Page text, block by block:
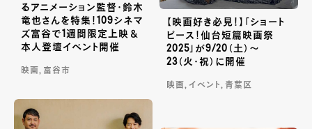
るアニメーション監督・鈴木
竜也さんを特集！109シネマ
ズ富谷で1週間限定上映＆
本人登壇イベント開催
映画, 富谷市
【映画好き必見！】「ショート
ピース！仙台短篇映画祭
2025」が9/20（土）〜
23（火・祝）に開催
映画, イベント, 青葉区